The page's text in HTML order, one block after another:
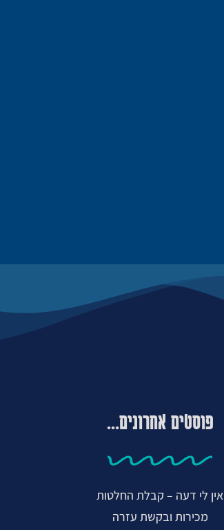
פוסטים אחרונים...
אין לי דעה – קבלת החלטות
מכירות ובקשת עזרה